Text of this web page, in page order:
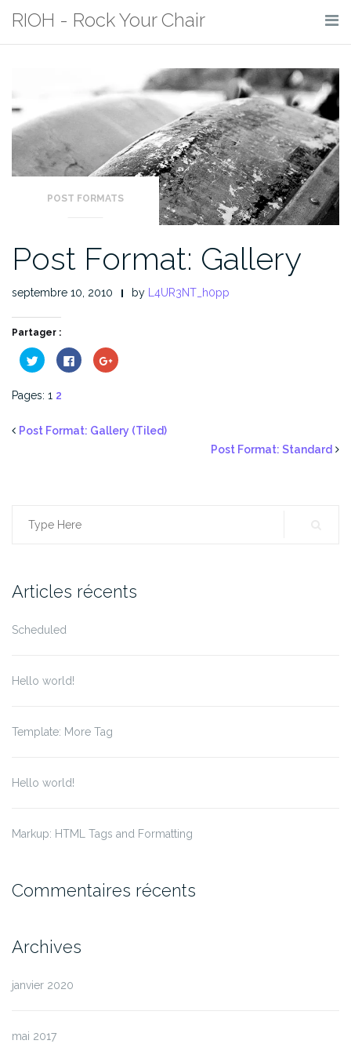
content
RIOH - Rock Your Chair
POST FORMATS
Post Format: Gallery
septembre 10, 2010 by L4UR3NT_h0pp
Partager :
Cliquez
pour
partager
Twitter(ouvre
nouvelle
fenêtre)
Cliquez
pour
partager
nouvelle
fenêtre)
Cliquez
pour
nouvelle
Pages: 1 2
Post Format: Gallery (Tiled)
Post Format: Standard
Search
Articles récents
Scheduled
Hello world!
Template: More Tag
Hello world!
Markup: HTML Tags and Formatting
Commentaires récents
Archives
janvier 2020
mai 2017